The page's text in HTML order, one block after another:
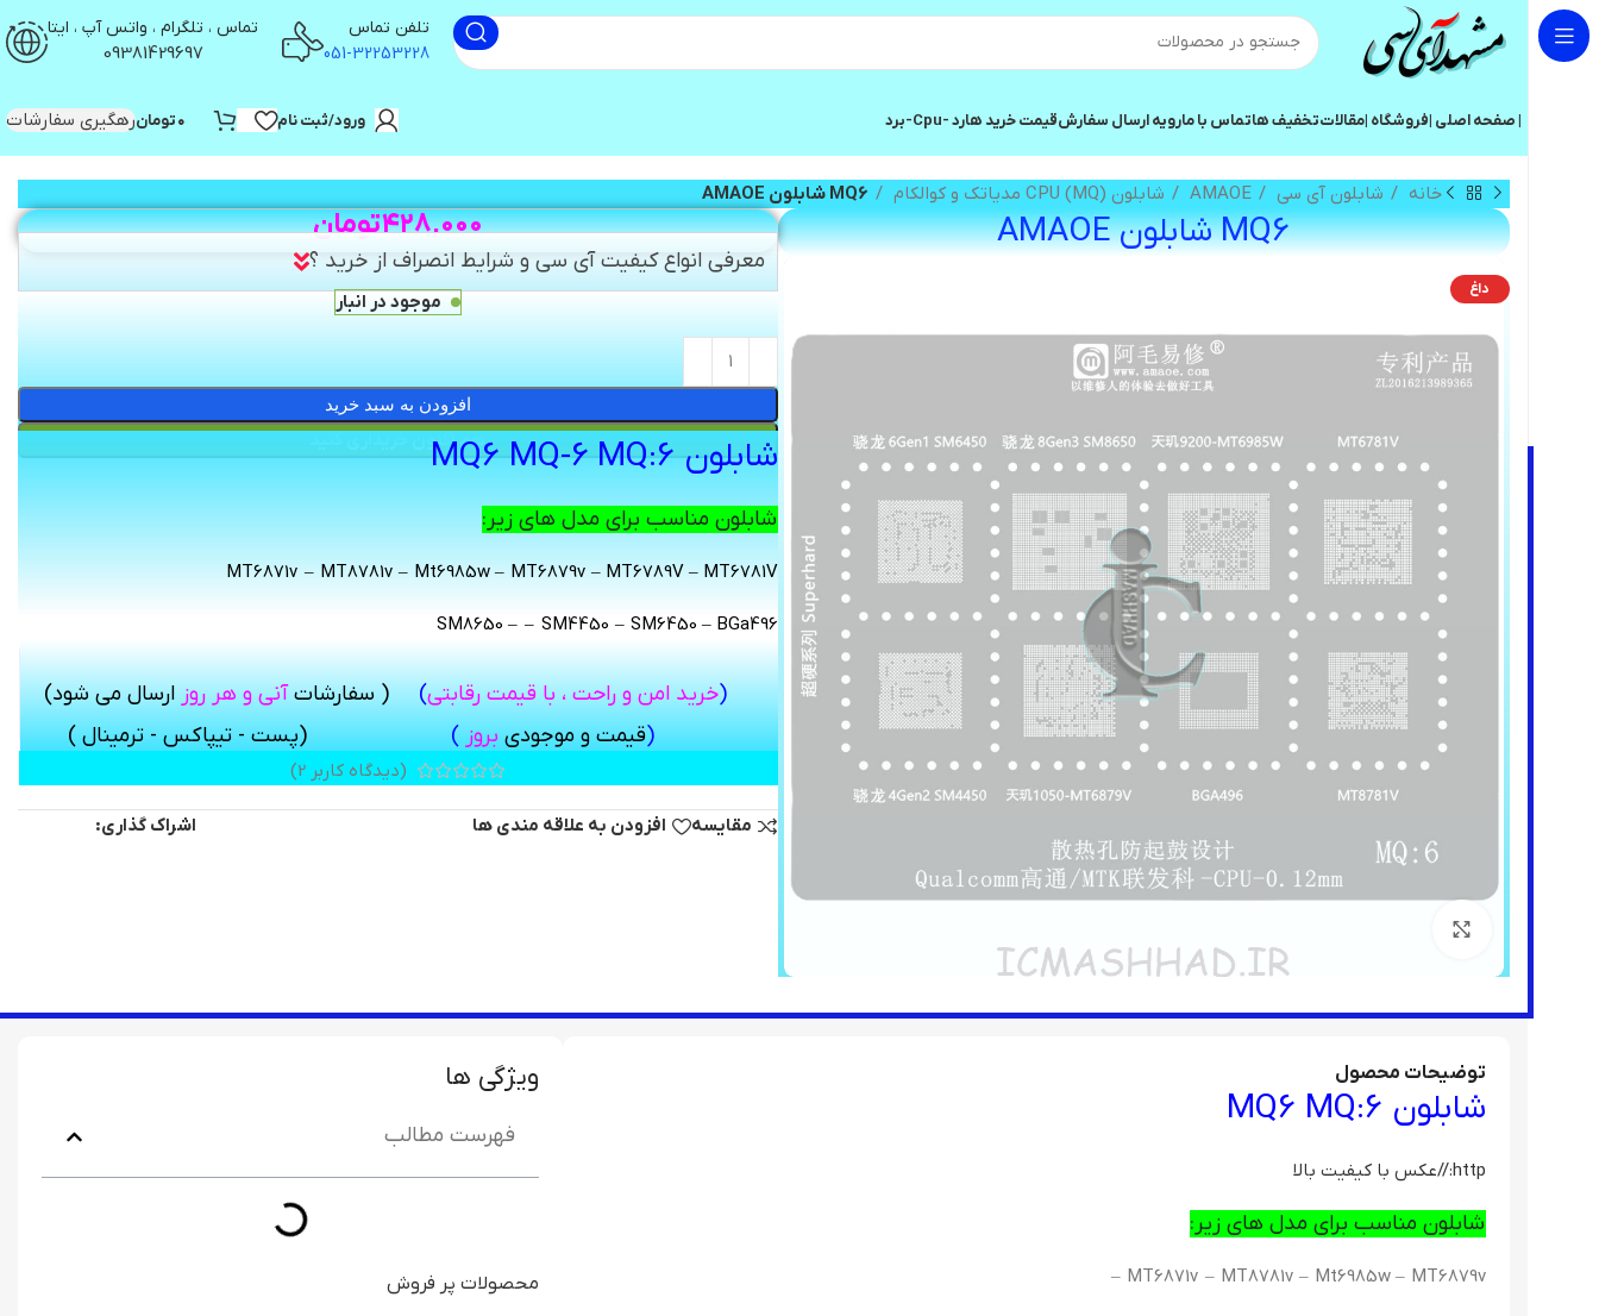
تلفن تماس
051-32253228
تماس ، تلگرام ، واتس آپ ، ایتا
09381429697
| صفحه اصلی |فروشگاه |مقالاتتخفیف هاتماس با مارویه ارسال سفارشقیمت خرید هارد -cpu-برد ورود/ثبت نام ۰تومانرهگیری سفارشات
خانه شابلون آی سی AMAOE شابلون (MQ) CPU مدیاتک و کوالکام MQ6 شابلون AMAOE
MQ6 شابلون AMAOE
داغ
۴۲۸,۰۰۰تومان
معرفی انواع کیفیت آی سی و شرایط انصراف از خرید ؟
موجود در انبار
افزودن به سبد خرید
هم اکنون خریداری کنید شابلون MQ6 MQ-6 MQ:6
شابلون مناسب برای مدل های زیر:
MT6871v – MT8781v – Mt6985w – MT6879v – MT6789V – MT6781V
SM8650 – – SM4450 – SM6450 – BGa496
(خرید امن و راحت ، با قیمت رقابتی) ( سفارشاتآنی و هر روزارسال می شود)
(قیمت و موجودیبروز) (پست - تیپاکس - ترمینال )
« با درج آدرس و شماره تماس خود در بخش دیدگاه، به راحتی توسط سایرین شناخته شوید.»
(دیدگاه کاربر2
)
مقایسه افزودن به علاقه مندی ها اشراک گذاری:
توضیحات محصول
شابلون MQ6 MQ:6
http://عکس با کیفیت بالا
شابلون مناسب برای مدل های زیر:
MT6871v – MT8781v – Mt6985w – MT6879v –
ویژگی ها
فهرست مطالب
محصولات پر فروش